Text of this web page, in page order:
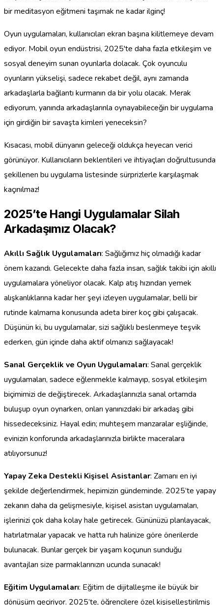
bir meditasyon eğitmeni taşımak ne kadar ilginç!
Oyun uygulamaları, kullanıcıları ekran başına kilitlemeye devam
ediyor. Mobil oyun endüstrisi, 2025'te daha fazla etkileşim ve
sosyal deneyim sunan oyunlarla dolacak. Çok oyunculu
oyunların yükselişi, sadece rekabet değil, aynı zamanda
arkadaşlarla bağlantı kurmanın da bir yolu olacak. Merak
ediyorum, yanında arkadaşlarınla oynayabileceğin bir uygulama
için girdiğin bir savaşta kimleri yeneceksin?
Kısacası, mobil dünyanın geleceği oldukça heyecan verici
görünüyor. Kullanıcıların beklentileri ve ihtiyaçları doğrultusunda
şekillenen bu uygulama listesinde sürprizlerle karşılaşmak
kaçınılmaz!
2025’te Hangi Uygulamalar Silah
Arkadaşımız Olacak?
Akıllı Sağlık Uygulamaları: Sağlığımız hiç olmadığı kadar
önem kazandı. Gelecekte daha fazla insan, sağlık takibi için akıllı
uygulamalara yöneliyor olacak. Kalp atış hızından yemek
alışkanlıklarına kadar her şeyi izleyen uygulamalar, belli bir
rutinde kalmama konusunda adeta birer koç gibi çalışacak.
Düşünün ki, bu uygulamalar, sizi sağlıklı beslenmeye teşvik
ederken, gün içinde daha aktif olmanızı sağlayacak!
Sanal Gerçeklik ve Oyun Uygulamaları: Sanal gerçeklik
uygulamaları, sadece eğlenmekle kalmayıp, sosyal etkileşim
biçimimizi de değiştirecek. Arkadaşlarınızla sanal ortamda
buluşup oyun oynarken, onları yanınızdaki bir arkadaş gibi
hissedeceksiniz. Hayal edin; muhteşem manzaralar eşliğinde,
evinizin konforunda arkadaşlarınızla birlikte maceralara
atılıyorsunuz!
Yapay Zeka Destekli Kişisel Asistanlar: Zamanı en iyi
şekilde değerlendirmek, hepimizin gündeminde. 2025’te yapay
zekanın daha da gelişmesiyle, kişisel asistan uygulamaları,
işlerinizi çok daha kolay hale getirecek. Gününüzü planlayacak,
hatırlatmalar yapacak ve hatta ruh halinize göre önerilerde
bulunacak. Bunlar gerçek bir yaşam koçunun sunduğu
avantajları size parmaklarınızın ucunda sunacak!
Eğitim Uygulamaları: Eğitim de dijitalleşme ile büyük bir
dönüşüm geçiriyor. 2025’te, öğrencilere özel kişiselleştirilmiş